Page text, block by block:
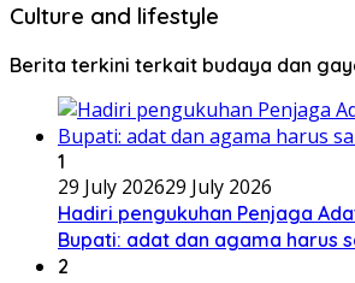
Culture and lifestyle
Berita terkini terkait budaya dan
1
29 July 202629 July 2026
Hadiri pengukuhan Penjaga
Bupati: adat dan agama harus
2